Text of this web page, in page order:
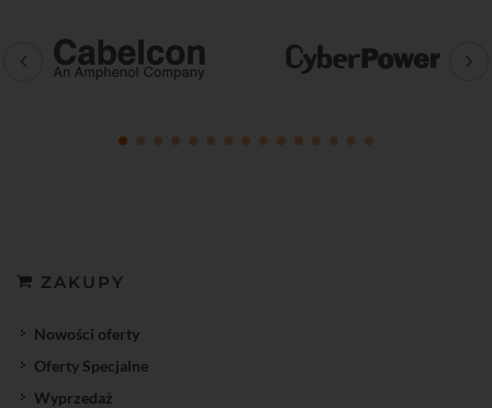
ZAKUPY
Nowości oferty
Oferty Specjalne
Wyprzedaż